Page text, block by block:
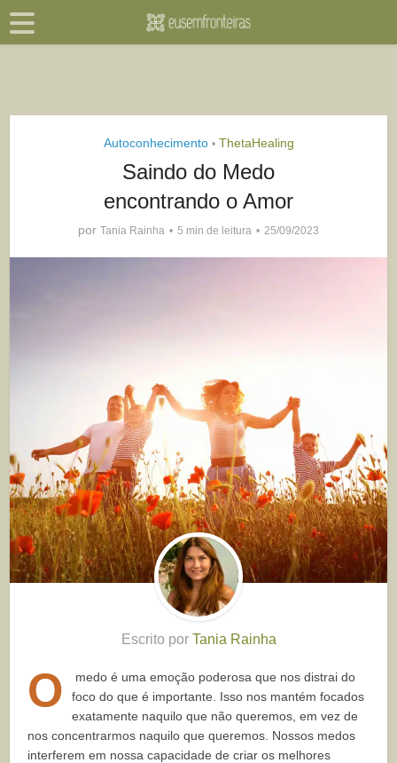
Autoconhecimento • ThetaHealing
Saindo do Medo
encontrando o Amor
por Tania Rainha 5 min de leitura 25/09/2023
Escrito por Tania Rainha
O
medo é uma emoção poderosa que nos distrai do
foco do que é importante. Isso nos mantém focados
exatamente naquilo que não queremos, em vez de
nos concentrarmos naquilo que queremos. Nossos medos
interferem em nossa capacidade de criar os melhores